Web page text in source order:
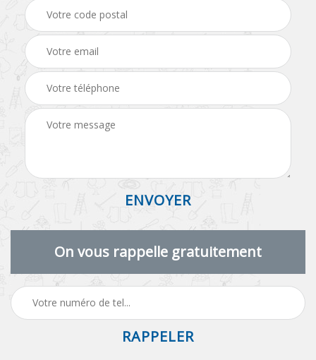
On vous rappelle gratuitement